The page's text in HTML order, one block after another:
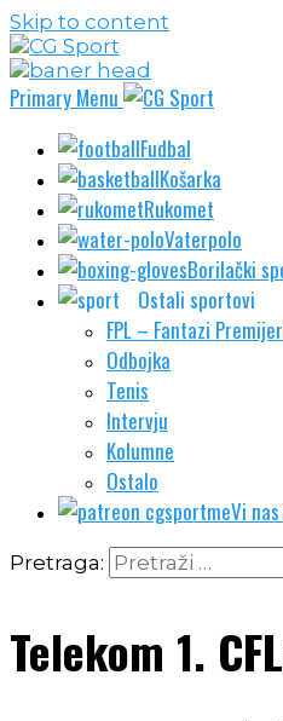
Skip to content
Primary Menu
Fudbal
Košarka
Rukomet
Vaterpolo
Borilački
Ostali sportovi
FPL – Fantazi
Odbojka
Tenis
Intervju
Kolumne
Ostalo
Vi
Pretraga:
Telekom 1.